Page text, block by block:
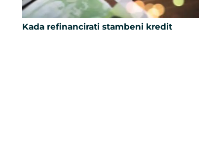
Kada refinancirati stambeni kredit